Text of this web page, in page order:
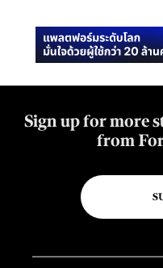
Sign up for more
from